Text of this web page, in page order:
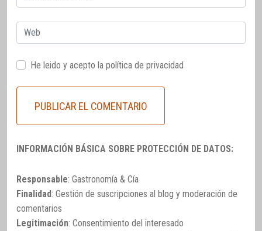
electrónico
Web
He leido y acepto la política de privacidad
INFORMACIÓN BÁSICA SOBRE PROTECCIÓN DE DATOS:
Responsable: Gastronomía & Cía
Finalidad: Gestión de suscripciones al blog y moderación de
comentarios
Legitimación: Consentimiento del interesado